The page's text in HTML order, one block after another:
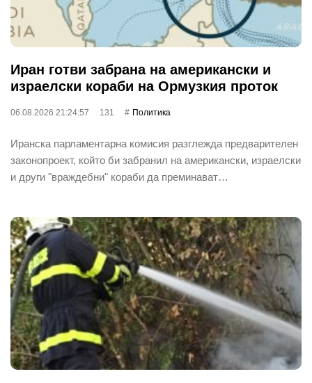
Иран готви забрана на американски и
израелски кораби на Ормузкия проток
06.08.2026 21:24:57 131 Политика
Иранска парламентарна комисия разглежда предварителен
законопроект, който би забранил на американски, израелски
и други "враждебни" кораби да преминават…